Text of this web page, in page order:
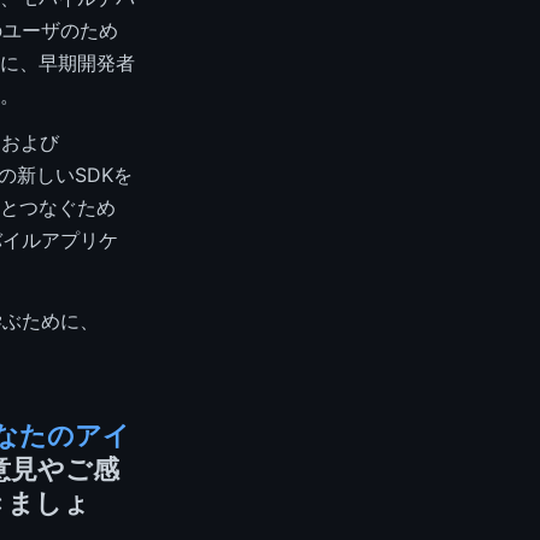
ーザのため
、早期開発者
よび
新しいSDKを
つなぐため
ルアプリケ
ために、
たのアイ
見やご感
しょ